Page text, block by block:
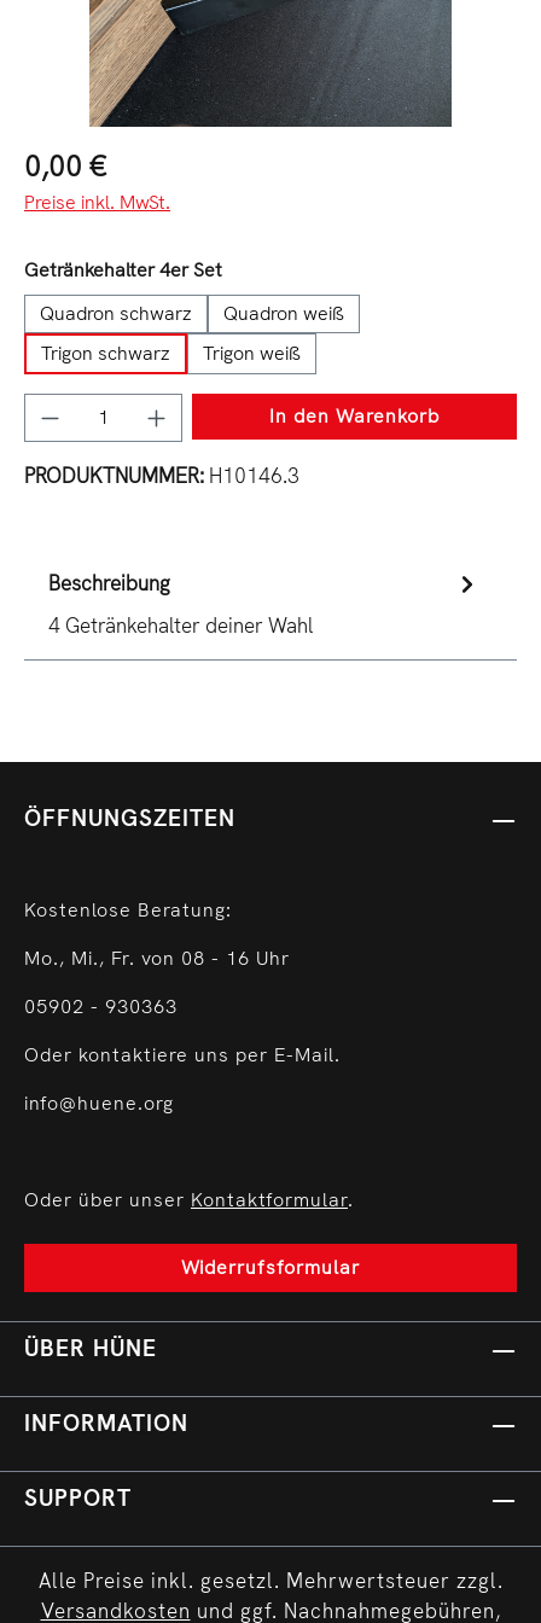
Regulärer Preis:
0,00 €
Preise inkl. MwSt.
Getränkehalter 4er Setauswählen
Quadron schwarz
Quadron weiß
Trigon schwarz
Trigon weiß
Produkt Anzahl: Gib den gewünschten
In den Warenkorb
PRODUKTNUMMER: H10146.3
Beschreibung
4 Getränkehalter deiner Wahl
ÖFFNUNGSZEITEN
Kostenlose Beratung:
Mo., Mi., Fr. von 08 - 16 Uhr
05902 - 930363
Oder kontaktiere uns per E-Mail.
info@huene.org
Oder über unser Kontaktformular.
Widerrufsformular
ÜBER HÜNE
INFORMATION
SUPPORT
Alle Preise inkl. gesetzl. Mehrwertsteuer zzgl.
Versandkosten und ggf. Nachnahmegebühren,